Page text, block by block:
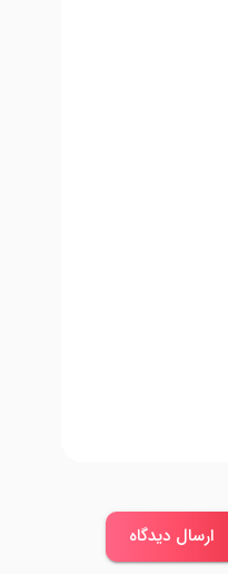
ارسال دیدگاه